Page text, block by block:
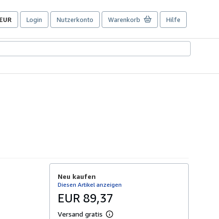
EUR
Login Nutzerkonto Warenkorb Hilfe
Neu kaufen
Diesen Artikel anzeigen
EUR 89,37
Versand gratis
W